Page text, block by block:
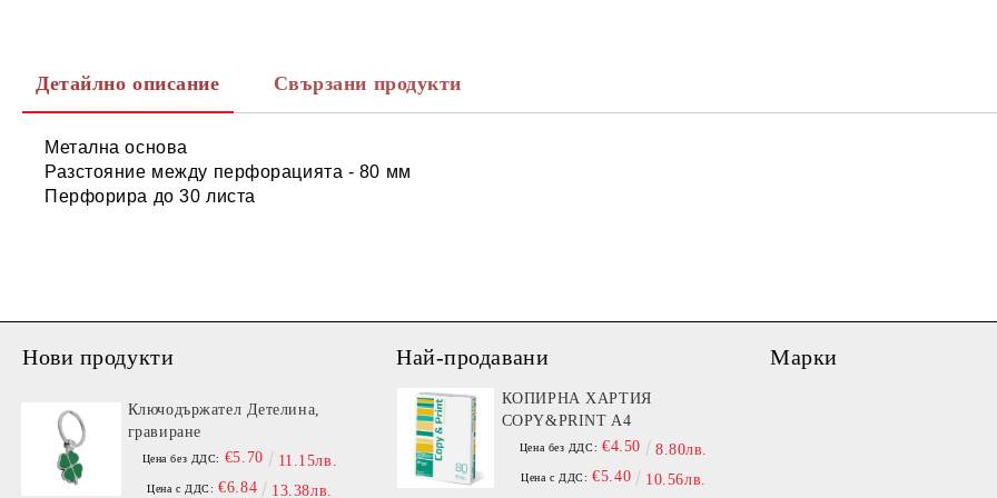
Детайлно описание Свързани продукти
Метална основа
Разстояние между перфорацията - 80 мм
Перфорира до 30 листа
Нови продукти
Ключодържател Детелина,
гравиране
Цена без ДДС: €5.70 11.15лв.
Цена с ДДС: €6.84 13.38лв.
Най-продавани
КОПИРНА ХАРТИЯ
COPY&PRINT A4
Цена без ДДС: €4.50 8.80лв.
Цена с ДДС: €5.40 10.56лв.
Марки